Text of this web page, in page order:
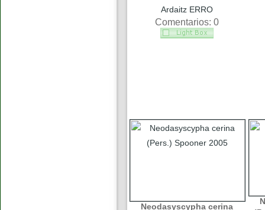
Ardaitz ERRO
Comentarios: 0
Neodasyscypha cerina